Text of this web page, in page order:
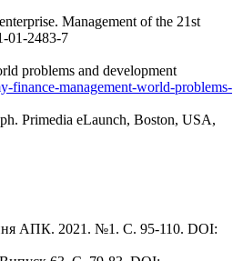
Management of the 21st
01-2483-7
problems and development
finance-management-world-problems-
Primedia eLaunch, Boston, USA,
АПК. 2021. №1. С. 95-110. DOI: